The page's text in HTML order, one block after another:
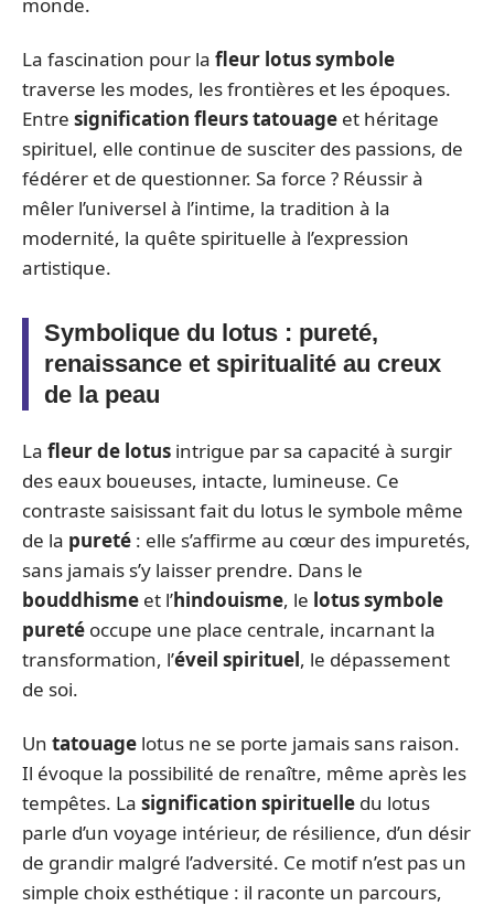
La fascination pour la fleur lotus symbole
traverse les modes, les frontières et les époques.
Entre signification fleurs tatouage et héritage
spirituel, elle continue de susciter des passions, de
fédérer et de questionner. Sa force ? Réussir à
mêler l’universel à l’intime, la tradition à la
modernité, la quête spirituelle à l’expression
artistique.
Symbolique du lotus : pureté,
renaissance et spiritualité au creux
de la peau
La fleur de lotus intrigue par sa capacité à surgir
des eaux boueuses, intacte, lumineuse. Ce
contraste saisissant fait du lotus le symbole même
de la pureté : elle s’affirme au cœur des impuretés,
sans jamais s’y laisser prendre. Dans le
bouddhisme et l’hindouisme, le lotus symbole
pureté occupe une place centrale, incarnant la
transformation, l’éveil spirituel, le dépassement
de soi.
Un tatouage lotus ne se porte jamais sans raison.
Il évoque la possibilité de renaître, même après les
tempêtes. La signification spirituelle du lotus
parle d’un voyage intérieur, de résilience, d’un désir
de grandir malgré l’adversité. Ce motif n’est pas un
simple choix esthétique : il raconte un parcours,